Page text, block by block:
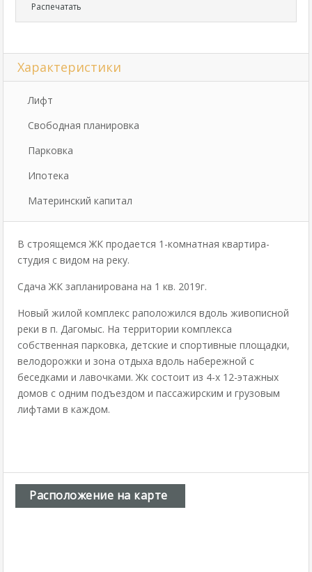
Распечатать
Характеристики
Лифт
Свободная планировка
Парковка
Ипотека
Материнский капитал
В строящемся ЖК продается 1-комнатная квартира-
студия с видом на реку.
Сдача ЖК запланирована на 1 кв. 2019г.
Новый жилой комплекс раположился вдоль живописной
реки в п. Дагомыс. На территории комплекса
собственная парковка, детские и спортивные площадки,
велодорожки и зона отдыха вдоль набережной с
беседками и лавочками. Жк состоит из 4-х 12-этажных
домов с одним подъездом и пассажирским и грузовым
лифтами в каждом.
Расположение на карте